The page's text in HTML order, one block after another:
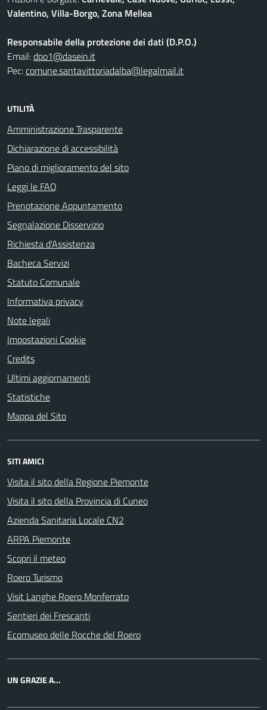
Valentino, Villa-Borgo, Zona Mellea
Responsabile della protezione dei dati (D.P.O.)
Email:dpo1@dasein.it
Pec:comune.santavittoriadalba@legalmail.it
UTILITÀ
Amministrazione Trasparente
Dichiarazione di accessibilità
Piano di miglioramento del sito
Leggi le FAQ
Prenotazione Appuntamento
Segnalazione Disservizio
Richiesta d'Assistenza
Bacheca Servizi
Statuto Comunale
Informativa privacy
Note legali
Impostazioni Cookie
Credits
Ultimi aggiornamenti
Statistiche
Mappa del Sito
SITI AMICI
Visita il sito della Regione Piemonte
Visita il sito della Provincia di Cuneo
Azienda Sanitaria Locale CN2
ARPA Piemonte
Scopri il meteo
Roero Turismo
Visit Langhe Roero Monferrato
Sentieri dei Frescanti
Ecomuseo delle Rocche del Roero
UN GRAZIE A...